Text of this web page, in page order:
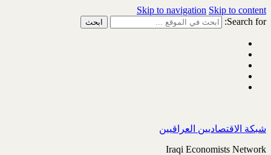
Skip to navigation Skip to content
Search for:
شبكة الاقتصاديين العراقيين
Iraqi Economists Network